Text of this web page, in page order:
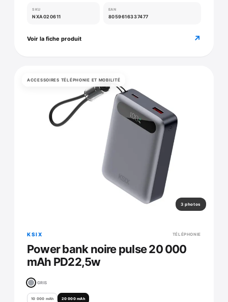
SKU
NXA020611
EAN
8059616337477
Voir la fiche produit ↗
ACCESSOIRES TÉLÉPHONIE ET MOBILITÉ
3 photos
KSIX TÉLÉPHONIE
Power bank noire pulse 20 000
mAh PD22,5w
GRIS
10 000 mAh 20 000 mAh